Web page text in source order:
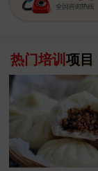
热门培训项目